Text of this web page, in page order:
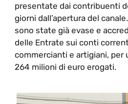
presentate dai contribuenti
giorni dall’apertura del
sono state già evase e
delle Entrate sui conti
commercianti e artigiani, per
264 milioni di euro erogati.